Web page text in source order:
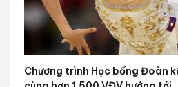
Chương trình Học bổng Đoàn